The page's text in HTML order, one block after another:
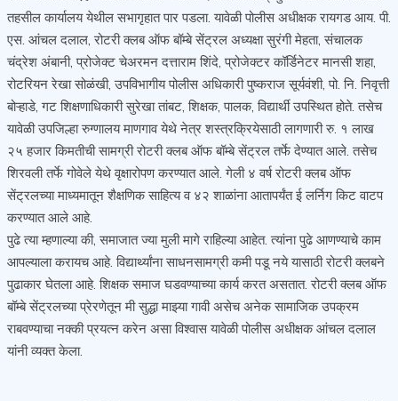
तहसील कार्यालय येथील सभागृहात पार पडला. यावेळी पोलीस अधीक्षक रायगड आय. पी.
एस. आंचल दलाल, रोटरी क्लब ऑफ बॉम्बे सेंट्रल अध्यक्षा सुरंगी मेहता, संचालक
चंद्रेश अंबानी, प्रोजेक्ट चेअरमन दत्ताराम शिंदे, प्रोजेक्टर कॉर्डिनेटर मानसी शहा,
रोटरियन रेखा सोळंखी, उपविभागीय पोलीस अधिकारी पुष्कराज सूर्यवंशी, पो. नि. निवृत्ती
बोऱ्हाडे, गट शिक्षणाधिकारी सुरेखा तांबट, शिक्षक, पालक, विद्यार्थी उपस्थित होते. तसेच
यावेळी उपजिल्हा रुग्णालय माणगाव येथे नेत्र शस्त्रक्रियेसाठी लागणारी रु. १ लाख
२५ हजार किमतीची सामग्री रोटरी क्लब ऑफ बॉम्बे सेंट्रल तर्फे देण्यात आले. तसेच
शिरवली तर्फे गोवेले येथे वृक्षारोपण करण्यात आले. गेली ४ वर्ष रोटरी क्लब ऑफ
सेंट्रलच्या माध्यमातून शैक्षणिक साहित्य व ४२ शाळांना आतापर्यंत ई लर्निग किट वाटप
करण्यात आले आहे.
पुढे त्या म्हणाल्या की, समाजात ज्या मुली मागे राहिल्या आहेत. त्यांना पुढे आणण्याचे काम
आपल्याला करायच आहे. विद्यार्थ्यांना साधनसामग्री कमी पडू नये यासाठी रोटरी क्लबने
पुढाकार घेतला आहे. शिक्षक समाज घडवण्याच्या कार्य करत असतात. रोटरी क्लब ऑफ
बॉम्बे सेंट्रलच्या प्रेरणेतून मी सुद्धा माझ्या गावी असेच अनेक सामाजिक उपक्रम
राबवण्याचा नक्की प्रयत्न करेन असा विश्वास यावेळी पोलीस अधीक्षक आंचल दलाल
यांनी व्यक्त केला.